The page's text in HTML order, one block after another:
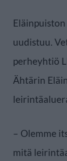
uudistuu.
perheyhtiö
Ähtärin
– Olemme
mitä